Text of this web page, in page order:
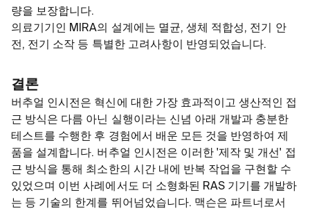
량을 보장합니다.
의료기기인 MIRA의 설계에는 멸균, 생체 적합성, 전기 안
전, 전기 소작 등 특별한 고려사항이 반영되었습니다.
결론
버추얼 인시전은 혁신에 대한 가장 효과적이고 생산적인 접
근 방식은 다름 아닌 실행이라는 신념 아래 개발과 충분한
테스트를 수행한 후 경험에서 배운 모든 것을 반영하여 제
품을 설계합니다. 버추얼 인시전은 이러한 '제작 및 개선' 접
근 방식을 통해 최소한의 시간 내에 반복 작업을 구현할 수
있었으며 이번 사례에서도 더 소형화된 RAS 기기를 개발하
는 등 기술의 한계를 뛰어넘었습니다. 맥슨은 파트너로서